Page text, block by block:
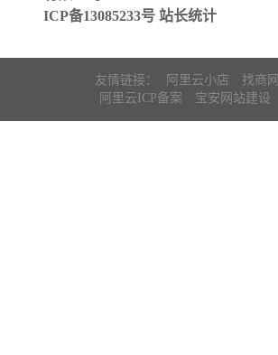
ICP备13085233号 站长统计
友情链接： 阿里云小店 找商网
阿里云ICP备案
宝安网站建设